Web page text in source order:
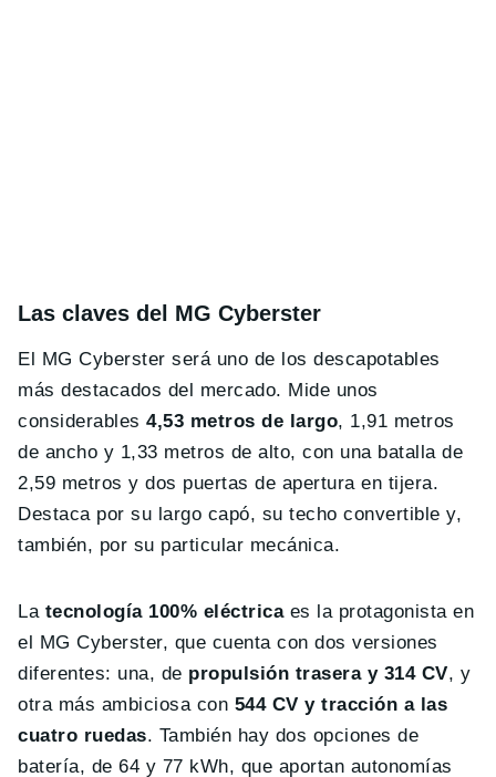
Las claves del MG Cyberster
El MG Cyberster será uno de los descapotables
más destacados del mercado. Mide unos
considerables4,53 metros de largo, 1,91 metros
de ancho y 1,33 metros de alto, con una batalla de
2,59 metros y dos puertas de apertura en tijera.
Destaca por su largo capó, su techo convertible y,
también, por su particular mecánica.
La tecnología 100% eléctricaes la protagonista en
el MG Cyberster, que cuenta con dos versiones
diferentes: una, de propulsión trasera y 314 CV, y
otra más ambiciosa con 544 CV y tracción a las
cuatro ruedas. También hay dos opciones de
batería, de 64 y 77 kWh, que aportan autonomías